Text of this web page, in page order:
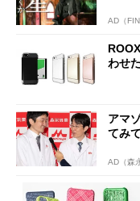
AD（
わせ
アマ
てみて
AD（森